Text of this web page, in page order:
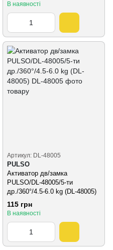
В наявності
Артикул: DL-48005
PULSO
Активатор дв/замка
PULSO/DL-48005/5-ти
др./360°/4.5-6.0 kg (DL-48005)
115 грн
В наявності